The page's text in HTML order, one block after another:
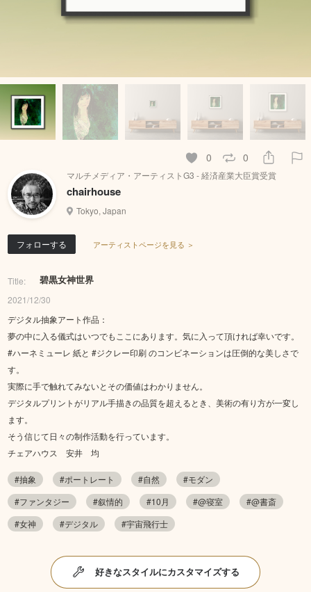
0 0
マルチメディア・アーティストG3 - 経済産業大臣賞受賞
chairhouse
Tokyo, Japan
フォローする アーティストページを見る ＞
Title: 碧黒女神世界
2021/12/30
デジタル抽象アート作品：
夢の中に入る儀式はいつでもここにあります。気に入って頂ければ幸いです。
#ハーネミューレ 紙と #ジクレー印刷 のコンビネーションは圧倒的な美しさで
す。
実際に手で触れてみないとその価値はわかりません。
デジタルプリントがリアル手描きの品質を超えるとき、美術の有り方が一変し
ます。
そう信じて日々の制作活動を行っています。
チェアハウス 安井 均
#抽象 #ポートレート #自然
#モダン
#ファンタジー
#叙情的 #10月 #@寝室
#@書斎
#女神
#デジタル #宇宙飛行士
好きなスタイルにカスタマイズする